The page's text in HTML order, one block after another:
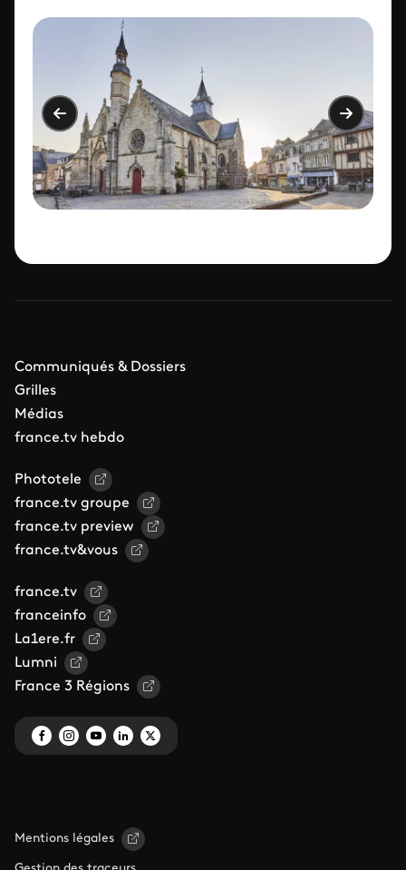
Communiqués & Dossiers
Grilles
Médias
france.tv hebdo
Phototele
france.tv groupe
france.tv preview
france.tv&vous
france.tv
franceinfo
La1ere.fr
Lumni
France 3 Régions
Mentions légales